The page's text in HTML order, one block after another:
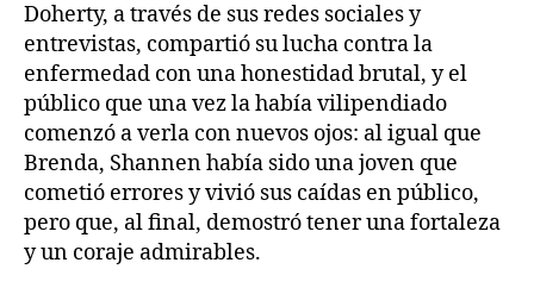
Doherty, a través de sus redes sociales y
entrevistas, compartió su lucha contra la
enfermedad con una honestidad brutal, y el
público que una vez la había vilipendiado
comenzó a verla con nuevos ojos: al igual que
Brenda, Shannen había sido una joven que
cometió errores y vivió sus caídas en público,
pero que, al final, demostró tener una fortaleza
y un coraje admirables.